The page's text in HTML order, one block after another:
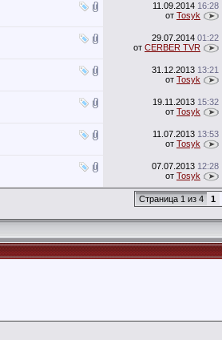
11.09.2014 16:28
от Tosyk
29.07.2014 01:22
от CERBER TVR
31.12.2013 13:21
от Tosyk
19.11.2013 15:32
от Tosyk
11.07.2013 13:53
от Tosyk
07.07.2013 12:28
от Tosyk
Страница 1 из 4 1